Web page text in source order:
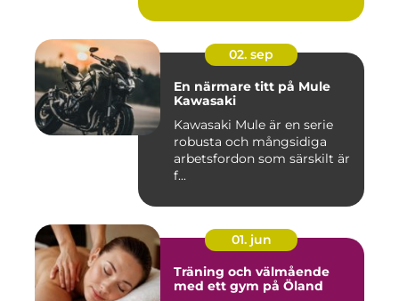
02. sep
En närmare titt på Mule
Kawasaki
Kawasaki Mule är en serie
robusta och mångsidiga
arbetsfordon som särskilt är
f...
01. jun
Träning och välmående
med ett gym på Öland